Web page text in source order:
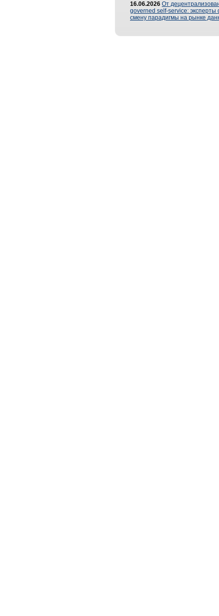
16.06.2026 От
governed self-service: эксперты
смену парадигмы на рынке